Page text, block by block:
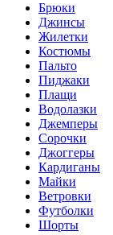
Брюки
Джинсы
Жилетки
Костюмы
Пальто
Пиджаки
Плащи
Водолазки
Джемперы
Сорочки
Джоггеры
Кардиганы
Майки
Ветровки
Футболки
Шорты